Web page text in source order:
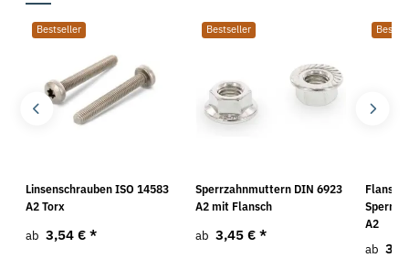
Bestseller
Linsenschrauben ISO 14583
A2 Torx
ab 3,54 € *
Bestseller
Sperrzahnmuttern DIN 6923
A2 mit Flansch
ab 3,45 € *
A2
ab